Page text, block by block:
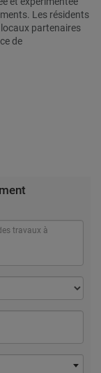
Les résidents
partenaires
de